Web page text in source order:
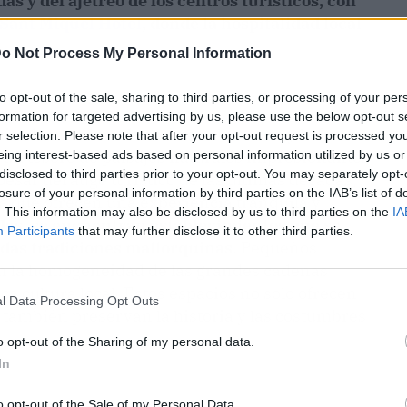
Not Process My Personal Information
opt-out of the sale, sharing to third parties, or processing of your
for targeted advertising by us, please use the below opt-out
selection. Please note that after your opt-out request is processed
interest-based ads based on personal information utilized by us
to third parties prior to your opt-out. You may separately
of your personal information by third parties on the IAB’s list of
This information may also be disclosed by us to third parties on the
Participants that may further disclose it to other third parties.
Data Processing Opt Outs
opt-out of the Sharing of my personal data.
opt-out of the Sale of my Personal Data.
Miquel Hotel, donde la hospitalidad local
abrumadora de turistas alemanes y la fama
tesoro de paisajes naturales impresionantes
del auge turístico de las últimas décadas,
que ofrecen una experiencia tranquila y
se encuentran establecimientos que se
tradiciones mallorquinas
homogeneidad de las grandes cadenas
local. Estos espacios no solo ofrecen
preservan la historia y las costumbres